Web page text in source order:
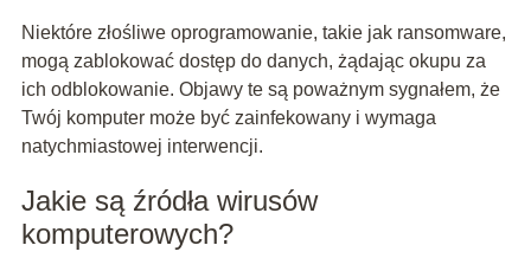
Niektóre złośliwe oprogramowanie, takie jak ransomware,
mogą zablokować dostęp do danych, żądając okupu za
ich odblokowanie. Objawy te są poważnym sygnałem, że
Twój komputer może być zainfekowany i wymaga
natychmiastowej interwencji.
Jakie są źródła wirusów
komputerowych?